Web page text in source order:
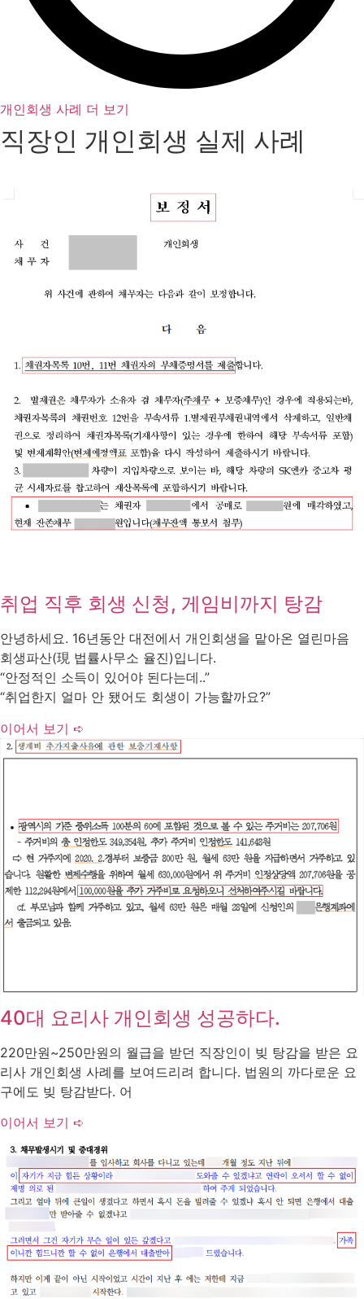
개인회생 사례 더 보기
직장인 개인회생 실제 사례
취업 직후 회생 신청, 게임비까지 탕감
안녕하세요. 16년동안 대전에서 개인회생을 맡아온 열린마음
회생파산(現 법률사무소 율진)입니다.
“안정적인 소득이 있어야 된다는데..”
“취업한지 얼마 안 됐어도 회생이 가능할까요?”
이어서 보기 ➪
40대 요리사 개인회생 성공하다.
220만원~250만원의 월급을 받던 직장인이 빚 탕감을 받은 요
리사 개인회생 사례를 보여드리려 합니다. 법원의 까다로운 요
구에도 빚 탕감받다. 어
이어서 보기 ➪